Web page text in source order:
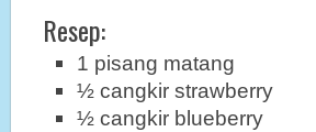
Resep:
1 pisang matang
½ cangkir strawberry
½ cangkir blueberry